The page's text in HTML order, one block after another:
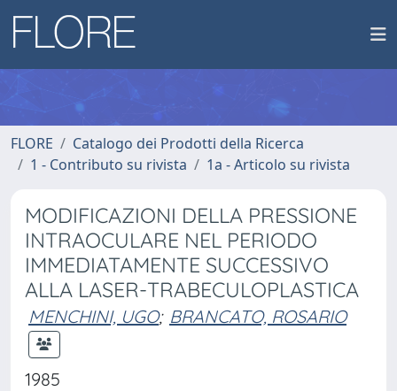
FLORE
Catalogo dei Prodotti della Ricerca
1 - Contributo su rivista
1a - Articolo su rivista
MODIFICAZIONI DELLA PRESSIONE
INTRAOCULARE NEL PERIODO
IMMEDIATAMENTE SUCCESSIVO
ALLA LASER-TRABECULOPLASTICA
MENCHINI, UGO; BRANCATO, ROSARIO
1985